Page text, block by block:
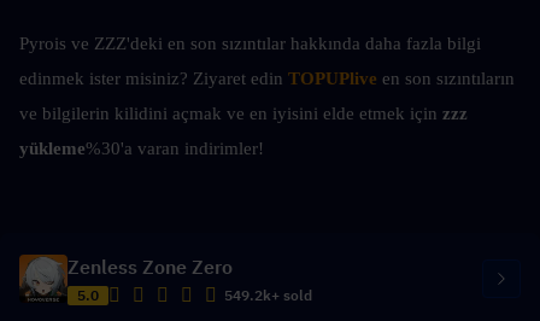
Pyrois ve ZZZ'deki en son sızıntılar hakkında daha fazla bilgi
edinmek ister misiniz? Ziyaret edin TOPUPlive en son sızıntıların
ve bilgilerin kilidini açmak ve en iyisini elde etmek için zzz
yükleme%30'a varan indirimler!
Zenless Zone Zero
5.0 549.2k+ sold